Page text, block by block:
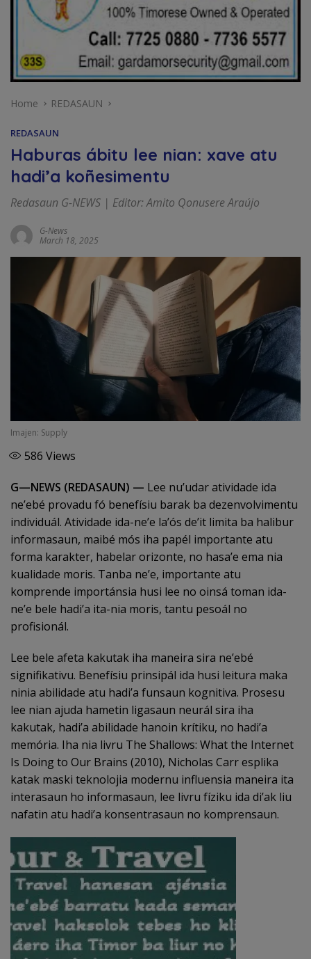
Home REDASAUN
REDASAUN
Haburas ábitu lee nian: xave atu
hadi’a koñesimentu
Redasaun G-NEWS | Editor: Amito Qonusere Araújo
G-News
March 18, 2025
Imajen: Supply
586 Views
G—NEWS (REDASAUN) — Lee nu’udar atividade ida
ne’ebé provadu fó benefísiu barak ba dezenvolvimentu
individuál. Atividade ida-ne’e la’ós de’it limita ba halibur
informasaun, maibé mós iha papél importante atu
forma karakter, habelar orizonte, no hasa’e ema nia
kualidade moris. Tanba ne’e, importante atu
komprende importánsia husi lee no oinsá toman ida-
ne’e bele hadi’a ita-nia moris, tantu pesoál no
profisionál.
Lee bele afeta kakutak iha maneira sira ne’ebé
signifikativu. Benefísiu prinsipál ida husi leitura maka
ninia abilidade atu hadi’a funsaun kognitiva. Prosesu
lee nian ajuda hametin ligasaun neurál sira iha
kakutak, hadi’a abilidade hanoin krítiku, no hadi’a
memória. Iha nia livru The Shallows: What the Internet
Is Doing to Our Brains (2010), Nicholas Carr esplika
katak maski teknolojia modernu influensia maneira ita
interasaun ho informasaun, lee livru fíziku ida di’ak liu
nafatin atu hadi’a konsentrasaun no komprensaun.